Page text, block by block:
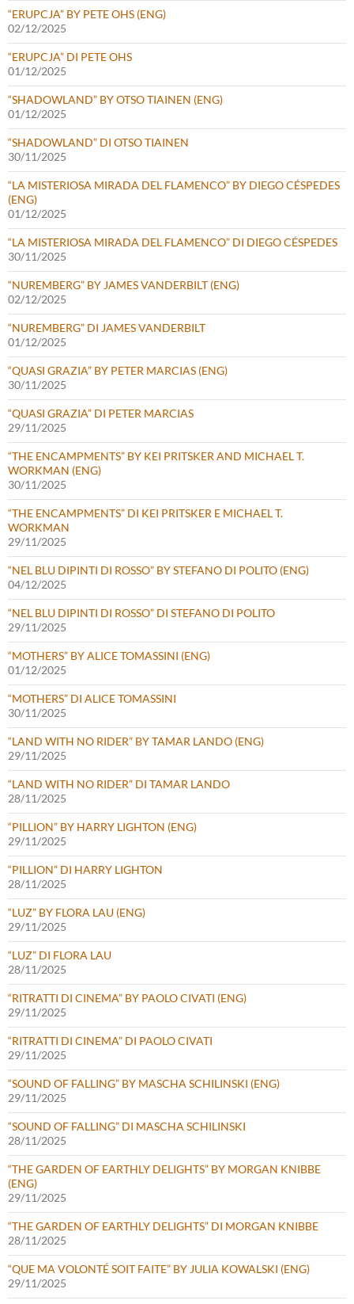
“ERUPCJA” BY PETE OHS (ENG)
02/12/2025
“ERUPCJA” DI PETE OHS
01/12/2025
“SHADOWLAND” BY OTSO TIAINEN (ENG)
01/12/2025
“SHADOWLAND” DI OTSO TIAINEN
30/11/2025
“LA MISTERIOSA MIRADA DEL FLAMENCO” BY DIEGO CÉSPEDES
(ENG)
01/12/2025
“LA MISTERIOSA MIRADA DEL FLAMENCO” DI DIEGO CÉSPEDES
30/11/2025
“NUREMBERG” BY JAMES VANDERBILT (ENG)
02/12/2025
“NUREMBERG” DI JAMES VANDERBILT
01/12/2025
“QUASI GRAZIA” BY PETER MARCIAS (ENG)
30/11/2025
“QUASI GRAZIA” DI PETER MARCIAS
29/11/2025
“THE ENCAMPMENTS” BY KEI PRITSKER AND MICHAEL T.
WORKMAN (ENG)
30/11/2025
“THE ENCAMPMENTS” DI KEI PRITSKER E MICHAEL T.
WORKMAN
29/11/2025
“NEL BLU DIPINTI DI ROSSO” BY STEFANO DI POLITO (ENG)
04/12/2025
“NEL BLU DIPINTI DI ROSSO” DI STEFANO DI POLITO
29/11/2025
“MOTHERS” BY ALICE TOMASSINI (ENG)
01/12/2025
“MOTHERS” DI ALICE TOMASSINI
30/11/2025
“LAND WITH NO RIDER” BY TAMAR LANDO (ENG)
29/11/2025
“LAND WITH NO RIDER” DI TAMAR LANDO
28/11/2025
“PILLION” BY HARRY LIGHTON (ENG)
29/11/2025
“PILLION” DI HARRY LIGHTON
28/11/2025
“LUZ” BY FLORA LAU (ENG)
29/11/2025
“LUZ” DI FLORA LAU
28/11/2025
“RITRATTI DI CINEMA” BY PAOLO CIVATI (ENG)
29/11/2025
“RITRATTI DI CINEMA” DI PAOLO CIVATI
29/11/2025
“SOUND OF FALLING” BY MASCHA SCHILINSKI (ENG)
29/11/2025
“SOUND OF FALLING” DI MASCHA SCHILINSKI
28/11/2025
“THE GARDEN OF EARTHLY DELIGHTS” BY MORGAN KNIBBE
(ENG)
29/11/2025
“THE GARDEN OF EARTHLY DELIGHTS” DI MORGAN KNIBBE
28/11/2025
“QUE MA VOLONTÉ SOIT FAITE” BY JULIA KOWALSKI (ENG)
29/11/2025